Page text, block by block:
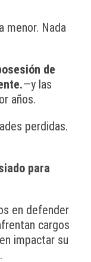
menor. Nada
de
—y las
años.
perdidas.
para
en defender
cargos
impactar su